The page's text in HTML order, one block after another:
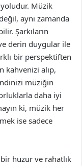
Müzik
aynı zamanda
Şarkıların
derin duygular ile
bir perspektiften
kahvenizi alıp,
müziğin
daha iyi
ki, müzik her
ise sadece
huzur ve rahatlık